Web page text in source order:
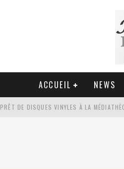
ACCUEIL NEWS
PRÊT DE DISQUES VINYLES À LA
VENTE AUX ENCHÈRES D'UNE